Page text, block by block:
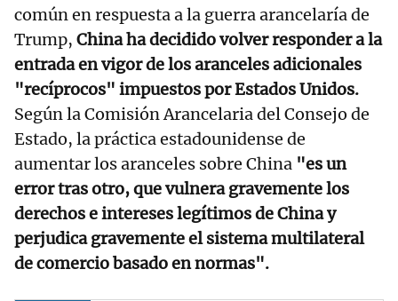
común en respuesta a la guerra arancelaría de
Trump, China ha decidido volver responder a la
entrada en vigor de los aranceles adicionales
"recíprocos" impuestos por Estados Unidos.
Según la Comisión Arancelaria del Consejo de
Estado, la práctica estadounidense de
aumentar los aranceles sobre China "es un
error tras otro, que vulnera gravemente los
derechos e intereses legítimos de China y
perjudica gravemente el sistema multilateral
de comercio basado en normas".